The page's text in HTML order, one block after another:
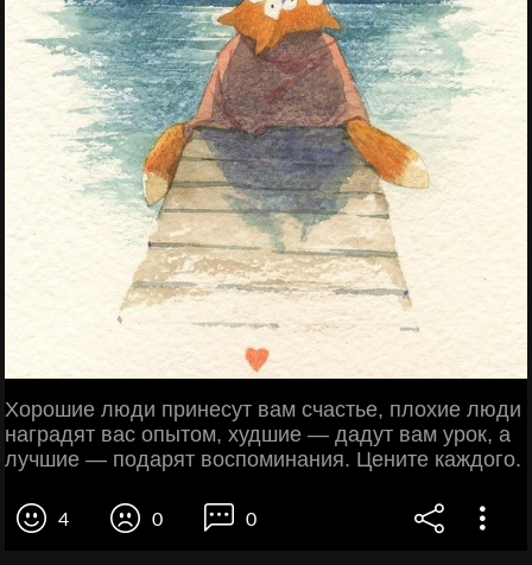
Хорошие люди принесут вам счастье, плохие люди
наградят вас опытом, худшие — дадут вам урок, а
лучшие — подарят воспоминания. Цените каждого.
4 0 0